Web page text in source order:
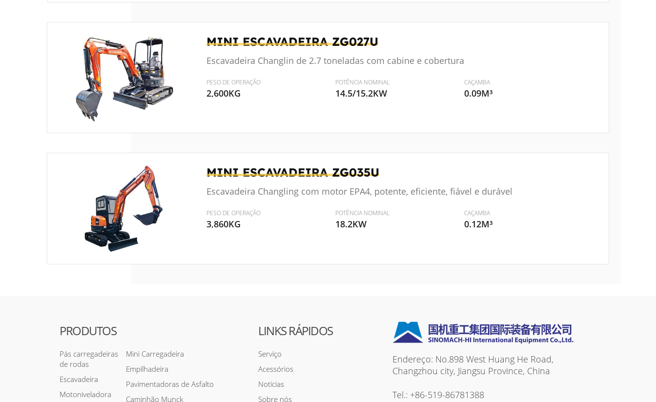
MINI ESCAVADEIRAZG027U
Escavadeira Changlin de 2.7 toneladas com cabine e cobertura
PESO DE OPERAÇÃO
2,600KG
POTÊNCIA NOMINAL
14.5/15.2KW
CAÇAMBA
0.09M³
MINI ESCAVADEIRAZG035U
Escavadeira Changling com motor EPA4, potente, eficiente, fiável e durável
PESO DE OPERAÇÃO
3,860KG
POTÊNCIA NOMINAL
18.2KW
CAÇAMBA
0.12M³
Endereço: No.898 West Huang He Road,
Changzhou city, Jiangsu Province, China
Tel.: +86-519-86781388
PRODUTOS
Pás carregadeiras
de rodas
Escavadeira
Motoniveladora
Mini Carregadeira
Empilhadeira
Pavimentadoras de Asfalto
Caminhão Munck
LINKS RÁPIDOS
Serviço
Acessórios
Notícias
Sobre nós